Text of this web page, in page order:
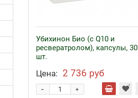
Убихинон Био (с Q10 и
ресвератролом), капсулы, 30
шт.
Цена: 2 736 руб
+
-